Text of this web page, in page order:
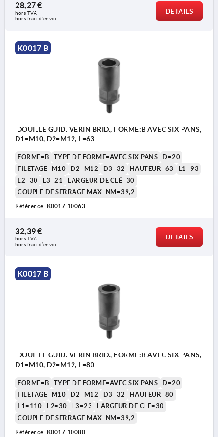
28,27 €
hors TVA
hors frais d’envoi
DÉTAILS
K0017 B
DOUILLE GUID. VÉRIN BRID., FORME:B AVEC SIX PANS,
D1=M10, D2=M12, L=63
FORME=B TYPE DE FORME=AVEC SIX PANS
D=20
FILETAGE=M10
D2=M12 D3=32 HAUTEUR=63
L1=93
L2=30
L3=21
LARGEUR DE CLÉ=30
COUPLE DE SERRAGE MAX. NM=39,2
Référence: K0017.10063
32,39 €
hors TVA
hors frais d’envoi
DÉTAILS
K0017 B
DOUILLE GUID. VÉRIN BRID., FORME:B AVEC SIX PANS,
D1=M10, D2=M12, L=80
FORME=B TYPE DE FORME=AVEC SIX PANS
D=20
FILETAGE=M10
D2=M12 D3=32
HAUTEUR=80
L1=110
L2=30 L3=23
LARGEUR DE CLÉ=30
COUPLE DE SERRAGE MAX. NM=39,2
Référence: K0017.10080